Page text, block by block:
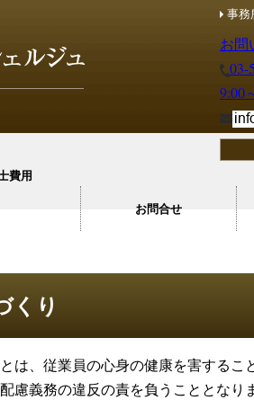
不当クレーム・カスハラ
不当クレーム・カスハラ
事務
お問
03-
9:00
費用
お問合せ
くり
は、従業員の心身の健康を害するこ
義務の違反の責を負うこととなりま